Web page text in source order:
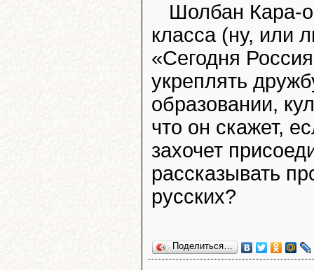
Шолбан Кара-
класса (ну, или
«Сегодня
укреплять
образовании,
что он скажет,
захочет
рассказывать
русских?
Поделиться…